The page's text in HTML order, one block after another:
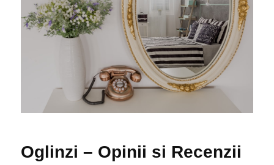
Oglinzi – Opinii si Recenzii